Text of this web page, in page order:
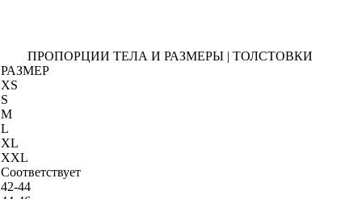
ПРОПОРЦИИ ТЕЛА И РАЗМЕРЫ | ТОЛСТОВКИ
РАЗМЕР
XS
S
M
L
XL
XXL
Соответствует
42-44